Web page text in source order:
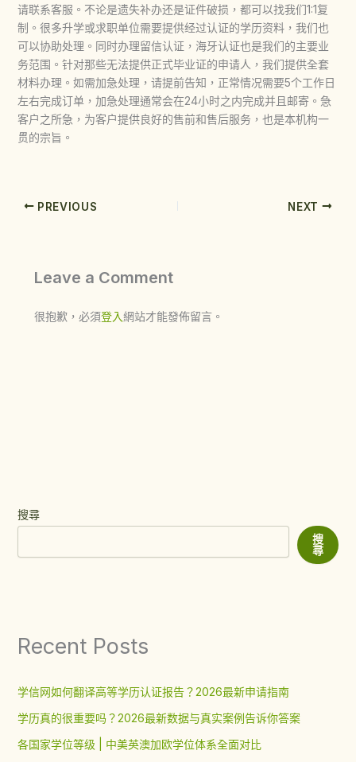
请联系客服。不论是遗失补办还是证件破损，都可以找我们1:1复
制。很多升学或求职单位需要提供经过认证的学历资料，我们也
可以协助处理。同时办理留信认证，海牙认证也是我们的主要业
务范围。针对那些无法提供正式毕业证的申请人，我们提供全套
材料办理。如需加急处理，请提前告知，正常情况需要5个工作日
左右完成订单，加急处理通常会在24小时之内完成并且邮寄。急
客户之所急，为客户提供良好的售前和售后服务，也是本机构一
贯的宗旨。
PREVIOUS NEXT
Leave a Comment
很抱歉，必須登入網站才能發佈留言。
搜尋
搜
尋
Recent Posts
学信网如何翻译高等学历认证报告？2026最新申请指南
学历真的很重要吗？2026最新数据与真实案例告诉你答案
各国家学位等级 | 中美英澳加欧学位体系全面对比